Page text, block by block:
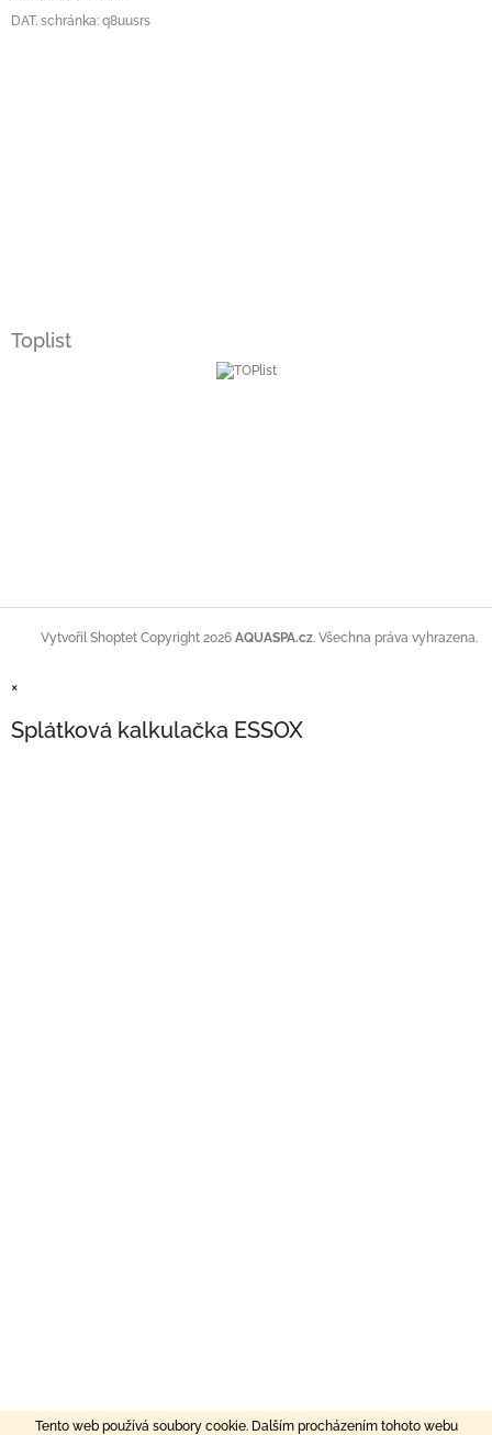
Tento web používá soubory cookie. Dalším procházením tohoto webu
DAT. schránka: q8uusrs
Toplist
Vytvořil Shoptet Copyright 2026 AQUASPA.cz. Všechna práva vyhrazena.
×
Splátková kalkulačka ESSOX